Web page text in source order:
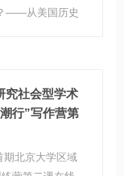
——从美国历史
究社会型学术
行”写作营第
期北京大学区域